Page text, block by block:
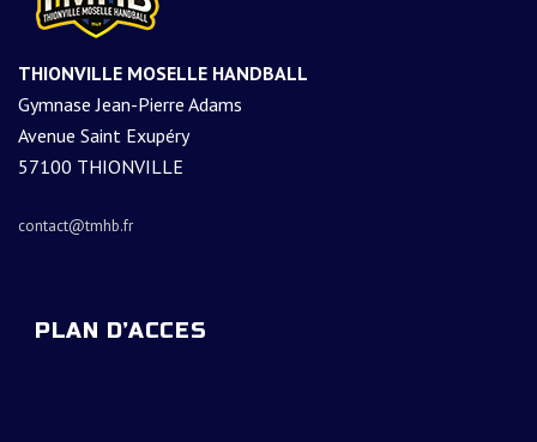
THIONVILLE MOSELLE HANDBALL
Gymnase Jean-Pierre Adams
Avenue Saint Exupéry
57100 THIONVILLE
contact@tmhb.fr
PLAN D’ACCES